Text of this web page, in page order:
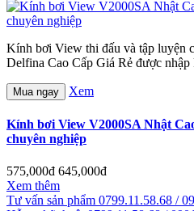
Kính bơi View thi đấu và tập luyện
Delfina Cao Cấp Giá Rẻ được
Mua ngay Xem
Kính bơi View V2000SA Nhật
chuyên nghiệp
575,000đ 645,000đ
Xem thêm
Tư vấn sản phẩm 0799.11.58.68 /